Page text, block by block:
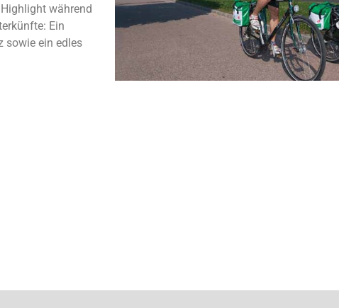
während
Ein
sowie ein edles